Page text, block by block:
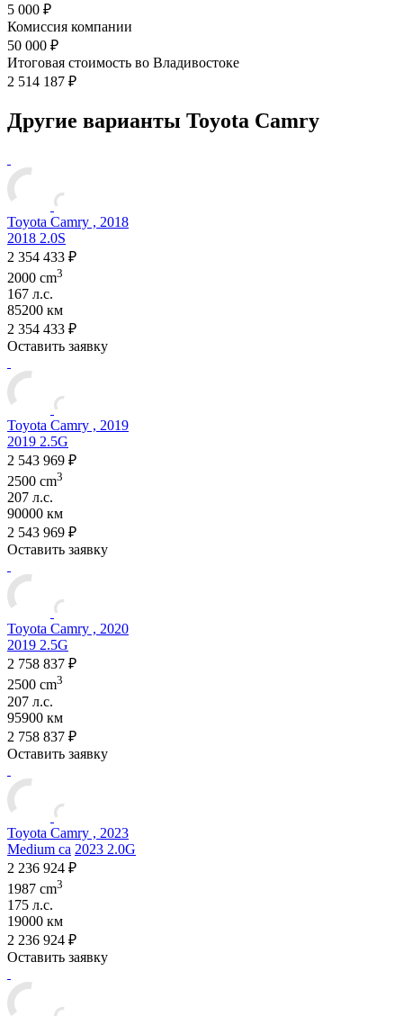
5 000 ₽
Комиссия компании
50 000 ₽
Итоговая стоимость во Владивостоке
2 514 187 ₽
Другие варианты Toyota Camry
Toyota Camry , 2018
2018 2.0S
2 354 433 ₽
2000 cm3
167 л.с.
85200 км
2 354 433 ₽
Оставить заявку
Toyota Camry , 2019
2019 2.5G
2 543 969 ₽
2500 cm3
207 л.с.
90000 км
2 543 969 ₽
Оставить заявку
Toyota Camry , 2020
2019 2.5G
2 758 837 ₽
2500 cm3
207 л.с.
95900 км
2 758 837 ₽
Оставить заявку
Toyota Camry , 2023
Medium ca 2023 2.0G
2 236 924 ₽
1987 cm3
175 л.с.
19000 км
2 236 924 ₽
Оставить заявку